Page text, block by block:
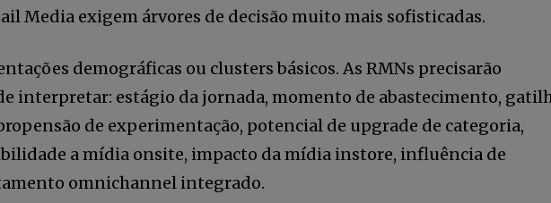
Media exigem árvores de decisão muito mais sofisticadas.
demográficas ou clusters básicos. As RMNs precisarão
interpretar: estágio da jornada, momento de abastecimento,
de experimentação, potencial de upgrade de categoria,
a mídia onsite, impacto da mídia instore, influência de
omnichannel integrado.